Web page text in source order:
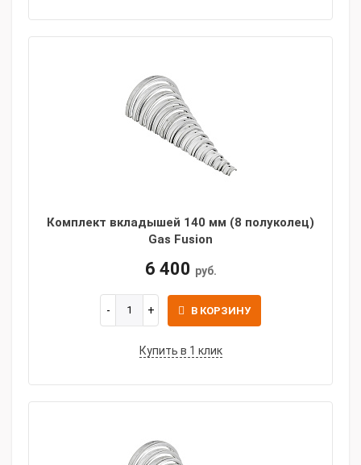
Комплект вкладышей 140 мм (8 полуколец)
Gas Fusion
6 400 руб.
В КОРЗИНУ
Купить в 1 клик